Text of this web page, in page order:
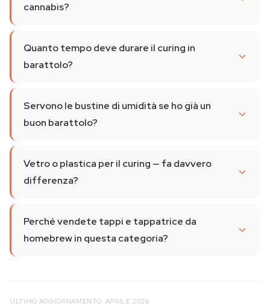
cannabis?
Quanto tempo deve durare il curing in
barattolo?
Servono le bustine di umidità se ho già un
buon barattolo?
Vetro o plastica per il curing — fa davvero
differenza?
Perché vendete tappi e tappatrice da
homebrew in questa categoria?
ULTIMO AGGIORNAMENTO: APRILE 2026